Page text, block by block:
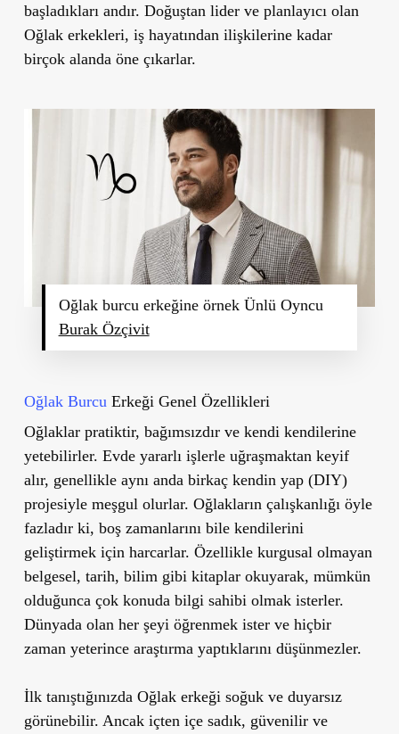
başladıkları andır. Doğuştan lider ve planlayıcı olan
Oğlak erkekleri, iş hayatından ilişkilerine kadar
birçok alanda öne çıkarlar.
Oğlak burcu erkeğine örnek Ünlü Oyncu
Burak Özçivit
Oğlak Burcu Erkeği Genel Özellikleri
Oğlaklar pratiktir, bağımsızdır ve kendi kendilerine
yetebilirler. Evde yararlı işlerle uğraşmaktan keyif
alır, genellikle aynı anda birkaç kendin yap (DIY)
projesiyle meşgul olurlar. Oğlakların çalışkanlığı öyle
fazladır ki, boş zamanlarını bile kendilerini
geliştirmek için harcarlar. Özellikle kurgusal olmayan
belgesel, tarih, bilim gibi kitaplar okuyarak, mümkün
olduğunca çok konuda bilgi sahibi olmak isterler.
Dünyada olan her şeyi öğrenmek ister ve hiçbir
zaman yeterince araştırma yaptıklarını düşünmezler.
İlk tanıştığınızda Oğlak erkeği soğuk ve duyarsız
görünebilir. Ancak içten içe sadık, güvenilir ve